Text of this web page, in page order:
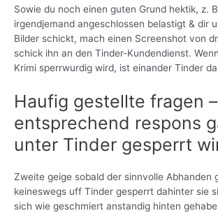
Sowie du noch einen guten Grund hektik, z.
irgendjemand angeschlossen belastigt & dir
Bilder schickt, mach einen Screenshot von
schick ihn an den Tinder-Kundendienst.
Krimi sperrwurdig wird, ist einander Tinder
Haufig gestellte fragen –
entsprechend respons
unter Tinder gesperrt
Zweite geige sobald der sinnvolle Abhanden
keineswegs uff Tinder gesperrt dahinter sie
sich wie geschmiert anstandig hinten